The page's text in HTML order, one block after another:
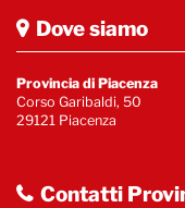
Dove siamo
Provincia di Piacenza
Corso Garibaldi, 50
29121 Piacenza
Contatti